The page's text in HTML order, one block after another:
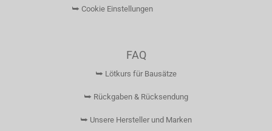
⮩ Cookie Einstellungen
FAQ
⮩ Lötkurs für Bausätze
⮩ Rückgaben & Rücksendung
⮩ Unsere Hersteller und Marken